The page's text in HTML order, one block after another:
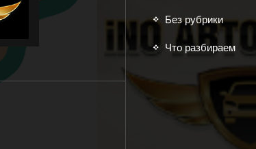
Без рубрики
Что разбираем